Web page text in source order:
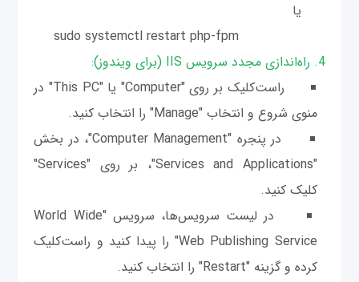
یا
sudo systemctl restart php-fpm
4. راه‌اندازی مجدد سرویس IIS (برای ویندوز):
راست‌کلیک بر روی "Computer" یا "This PC" در
منوی شروع و انتخاب "Manage" را انتخاب کنید.
در پنجره "Computer Management"، در بخش
"Services and Applications"، بر روی "Services"
کلیک کنید.
در لیست سرویس‌ها، سرویس "World Wide
Web Publishing Service" را پیدا کنید و راست‌کلیک
کرده و گزینه "Restart" را انتخاب کنید.